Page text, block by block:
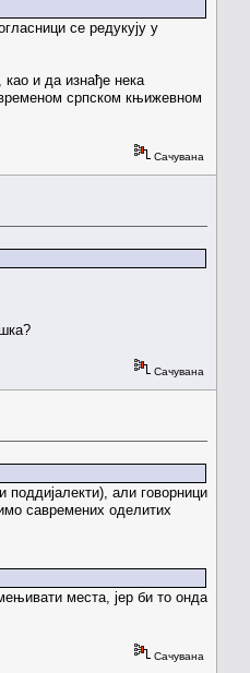
се редукују у
и да изнађе нека
српском књижевном
Сачувана
Сачувана
поддијалекти), али говорници
савремених оделитих
места, јер би то онда
Сачувана